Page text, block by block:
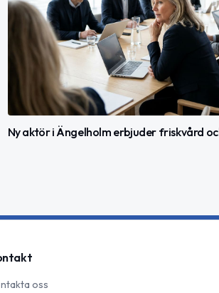
Ny aktör i Ängelholm erbjuder friskvård
oss